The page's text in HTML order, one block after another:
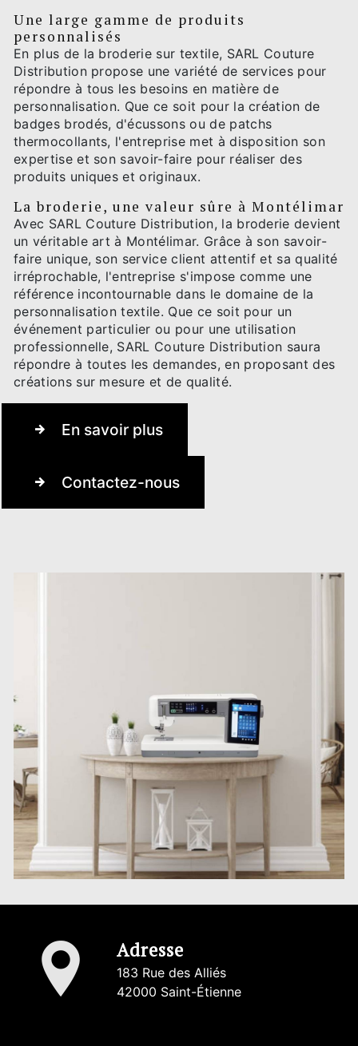
Une large gamme de produits
personnalisés
En plus de la broderie sur textile, SARL Couture
Distribution propose une variété de services pour
répondre à tous les besoins en matière de
personnalisation. Que ce soit pour la création de
badges brodés, d'écussons ou de patchs
thermocollants, l'entreprise met à disposition son
expertise et son savoir-faire pour réaliser des
produits uniques et originaux.
La broderie, une valeur sûre à Montélimar
Avec SARL Couture Distribution, la broderie devient
un véritable art à Montélimar. Grâce à son savoir-
faire unique, son service client attentif et sa qualité
irréprochable, l'entreprise s'impose comme une
référence incontournable dans le domaine de la
personnalisation textile. Que ce soit pour un
événement particulier ou pour une utilisation
professionnelle, SARL Couture Distribution saura
répondre à toutes les demandes, en proposant des
créations sur mesure et de qualité.
En savoir plus
Contactez-nous
Adresse
183 Rue des Alliés
42000 Saint-Étienne